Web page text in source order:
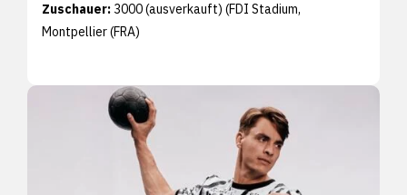
Zuschauer: 3000 (ausverkauft) (FDI Stadium,
Montpellier (FRA)